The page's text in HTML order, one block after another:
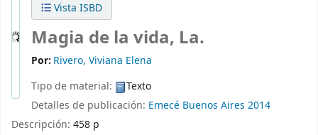
Vista ISBD
Magia de la vida, La.
Por: Rivero, Viviana Elena
Tipo de material:
Texto
Detalles de publicación: Emecé Buenos Aires 2014
Descripción: 458 p